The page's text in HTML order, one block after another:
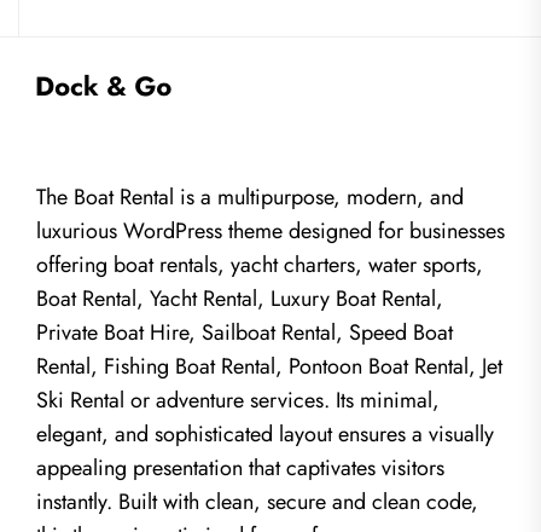
The Boat Rental is a multipurpose, modern, and
luxurious WordPress theme designed for businesses
offering boat rentals, yacht charters, water sports,
Boat Rental, Yacht Rental, Luxury Boat Rental,
Private Boat Hire, Sailboat Rental, Speed Boat
Rental, Fishing Boat Rental, Pontoon Boat Rental, Jet
Ski Rental or adventure services. Its minimal,
elegant, and sophisticated layout ensures a visually
appealing presentation that captivates visitors
instantly. Built with clean, secure and clean code,